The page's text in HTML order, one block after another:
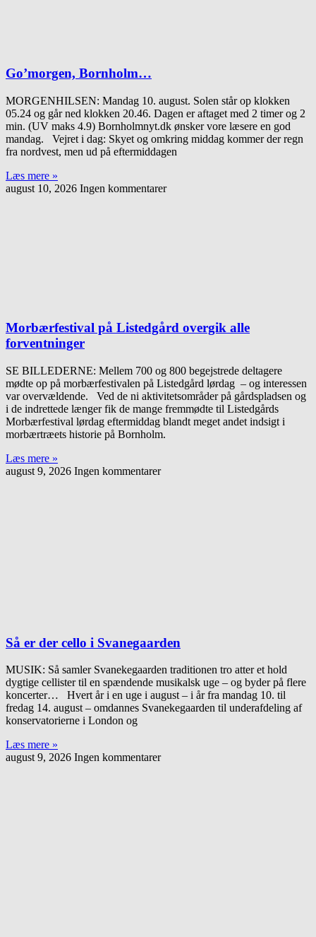
Go’morgen, Bornholm…
MORGENHILSEN: Mandag 10. august. Solen står op klokken
05.24 og går ned klokken 20.46. Dagen er aftaget med 2 timer og 2
min. (UV maks 4.9) Bornholmnyt.dk ønsker vore læsere en god
mandag. Vejret i dag: Skyet og omkring middag kommer der regn
fra nordvest, men ud på eftermiddagen
Læs mere »
august 10, 2026 Ingen kommentarer
Morbærfestival på Listedgård overgik alle
forventninger
SE BILLEDERNE: Mellem 700 og 800 begejstrede deltagere
mødte op på morbærfestivalen på Listedgård lørdag – og interessen
var overvældende. Ved de ni aktivitetsområder på gårdspladsen og
i de indrettede længer fik de mange fremmødte til Listedgårds
Morbærfestival lørdag eftermiddag blandt meget andet indsigt i
morbærtræets historie på Bornholm.
Læs mere »
august 9, 2026 Ingen kommentarer
Så er der cello i Svanegaarden
MUSIK: Så samler Svanekegaarden traditionen tro atter et hold
dygtige cellister til en spændende musikalsk uge – og byder på flere
koncerter… Hvert år i en uge i august – i år fra mandag 10. til
fredag 14. august – omdannes Svanekegaarden til underafdeling af
konservatorierne i London og
Læs mere »
august 9, 2026 Ingen kommentarer